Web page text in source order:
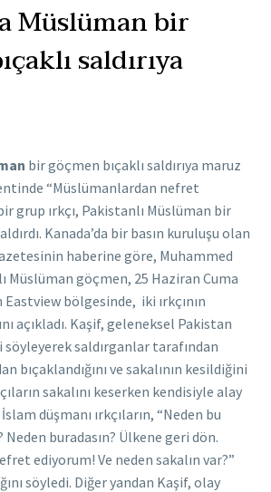
Müslüman bir
saldırıya
bir göçmen bıçaklı saldırıya maruz
“Müslümanlardan nefret
grup ırkçı, Pakistanlı Müslüman bir
Kanada’da bir basın kuruluşu olan
haberine göre, Muhammed
Müslüman göçmen, 25 Haziran Cuma
bölgesinde, iki ırkçının
açıkladı. Kaşif, geleneksel Pakistan
saldırganlar tarafından
bıçaklandığını ve sakalının kesildiğini
sakalını keserken kendisiyle alay
düşmanı ırkçıların, “Neden bu
buradasın? Ülkene geri dön.
ediyorum! Ve neden sakalın var?”
söyledi. Diğer yandan Kaşif, olay